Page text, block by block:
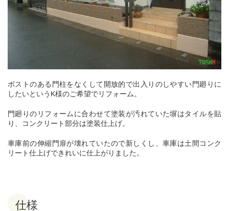
ポストのある門柱をなくして開放的で出入りのしやすい門廻りに
したいというK様のご希望でリフォーム。
門廻りのリフォームに合わせて塗装が汚れていた塀はタイルを貼
り、コンクリート部分は塗装仕上げ。
車庫前の伸縮門扉が壊れていたので新しくし、車庫は土間コンク
リート仕上げできれいに仕上がりました。
仕様